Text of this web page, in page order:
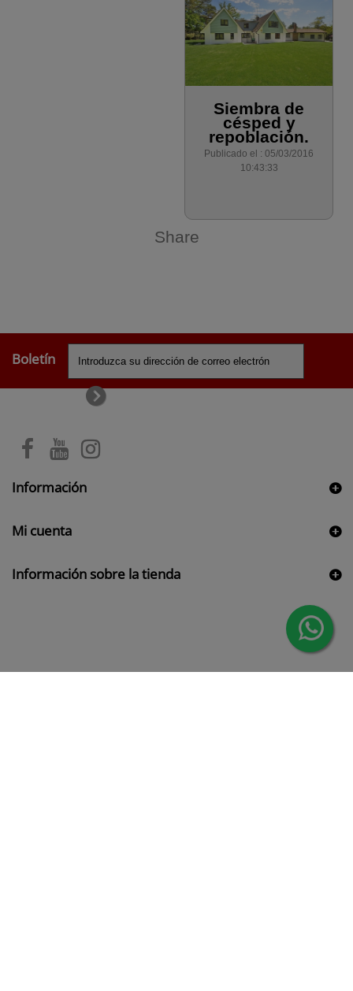
Siembra de
césped y
repoblación.
Publicado el : 05/03/2016
10:43:33
Share
Boletín
Información
Mi cuenta
Información sobre la tienda